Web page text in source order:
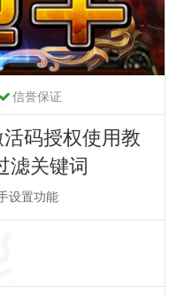
信誉保证
活码授权使用教
滤关键词
设置功能